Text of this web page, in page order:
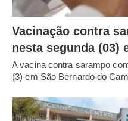
Vacinação contra
nesta segunda (03)
A vacina contra sarampo
(3) em São Bernardo do